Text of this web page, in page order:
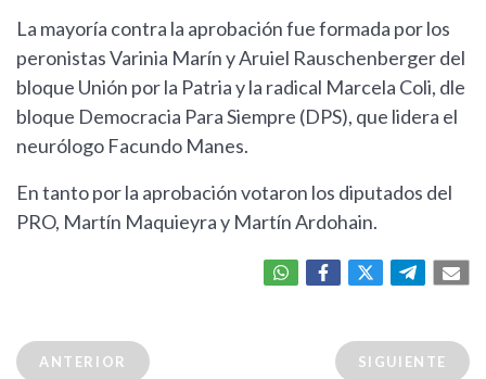
La mayoría contra la aprobación fue formada por los
peronistas Varinia Marín y Aruiel Rauschenberger del
bloque Unión por la Patria y la radical Marcela Coli, dle
bloque Democracia Para Siempre (DPS), que lidera el
neurólogo Facundo Manes.
En tanto por la aprobación votaron los diputados del
PRO, Martín Maquieyra y Martín Ardohain.
ANTERIOR SIGUIENTE